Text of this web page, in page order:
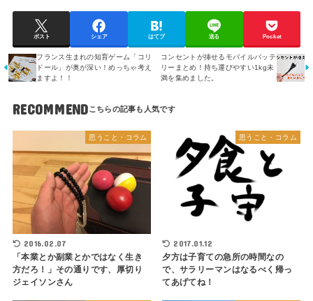
ポスト シェア はてブ 送る Pocket
フランス生まれの知育ゲーム「コリ
ドール」が奥が深い！めっちゃ考え
ますよ！！
コンセントが挿せるモバイルバッテ
リーまとめ！持ち運びやすい1kg未
満を集めました。
RECOMMEND
思うこと・コラム
2016.02.07
「本業とか副業とかではなく生き
方だろ！」その通りです、厚切り
ジェイソンさん
思うこと・コラム
2017.01.12
夕方は子育ての急所の時間なの
で、サラリーマンはなるべく帰っ
てあげてね！